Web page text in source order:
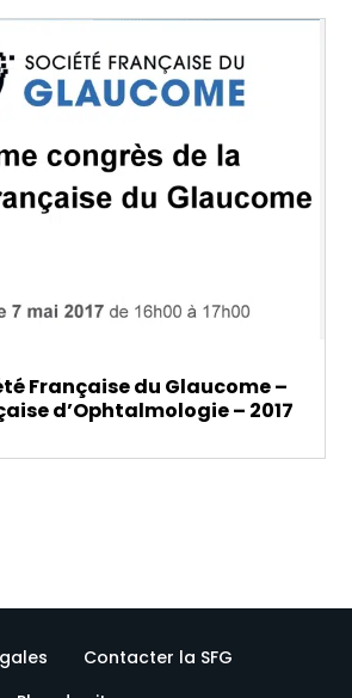
Française du Glaucome –
d’Ophtalmologie – 2017
Contacter la SFG